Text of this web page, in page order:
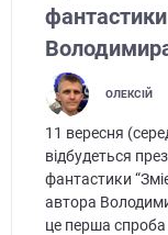
фантастики
ОЛЕКСІЙ
11 вересня
відбудеться
фантастики
автора
це перша спроба